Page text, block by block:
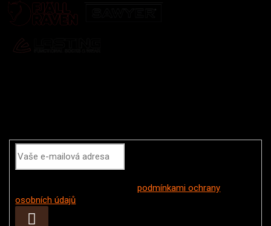
Vložením e-mailu souhlasíte spodmínkami ochrany
osobních údajů